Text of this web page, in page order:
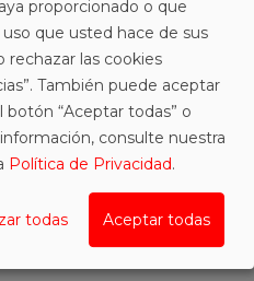
especial Navidad
cajita metálica.
proporcionado o que
que usted hace de sus
rechazar las cookies
También puede aceptar
“Aceptar todas” o
consulte nuestra
Política de Privacidad.
todas Aceptar todas